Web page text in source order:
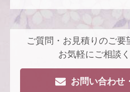
2026.5.26
にのせて。
2026.4.22
【新商品案内】派手
い、風も色も透ける
2026.4.16 大型連休休業日のお
ご質問・お見積りのご要
お気軽にご相談く
お問い合わせ